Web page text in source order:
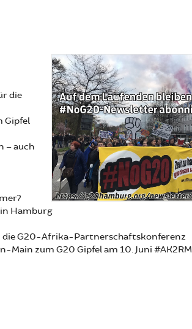
die
Gipfel
– auch
in Hamburg
die G20-Afrika-Partnerschaftskonferenz
Main zum G20 Gipfel am 10. Juni #AK2RM